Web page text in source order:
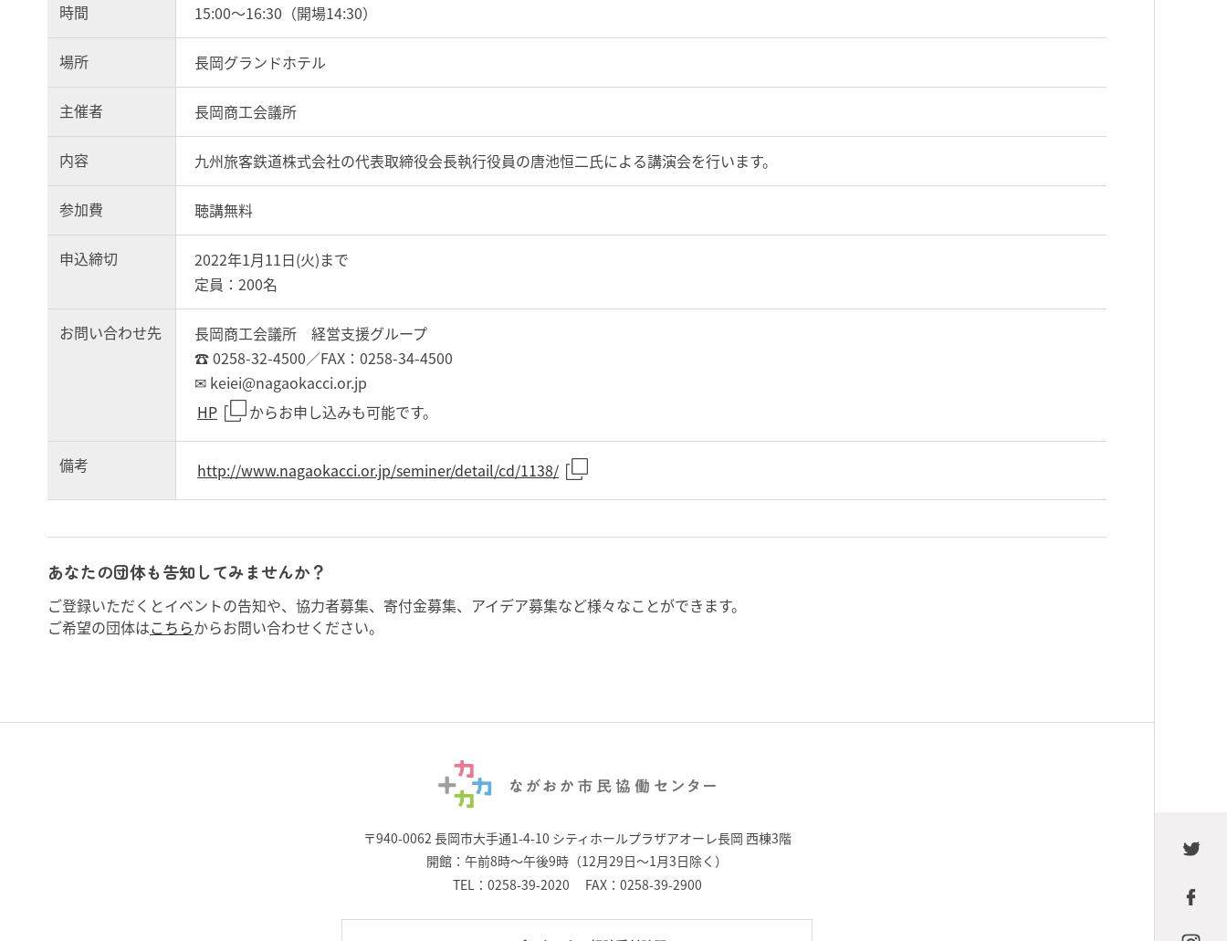
時間 15:00～16:30（開場14:30）
場所 長岡グランドホテル
主催者 長岡商工会議所
内容 九州旅客鉄道株式会社の代表取締役会長執行役員の唐池恒二氏による講演会を行います。
参加費 聴講無料
申込締切
2022年1月11日(火)まで
定員：200名
お問い合わせ先
長岡商工会議所 経営支援グループ
☎ 0258-32-4500／FAX：0258-34-4500
✉ keiei@nagaokacci.or.jp
HP
からお申し込みも可能です。
備考 http://www.nagaokacci.or.jp/seminer/detail/cd/1138/
あなたの団体も告知してみませんか？
ご登録いただくとイベントの告知や、協力者募集、寄付金募集、アイデア募集など様々なことができます。
ご希望の団体はこちらからお問い合わせください。
〒940-0062 長岡市大手通1-4-10 シティホールプラザアオーレ長岡 西棟3階
開館：午前8時～午後9時（12月29日～1月3日除く）
TEL： 0258-39-2020 FAX：0258-39-2900